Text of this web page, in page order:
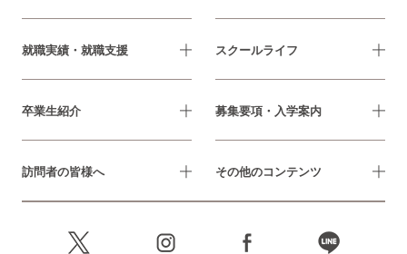
就職実績・就職支援 スクールライフ
卒業生紹介 募集要項・入学案内
訪問者の皆様へ その他のコンテンツ